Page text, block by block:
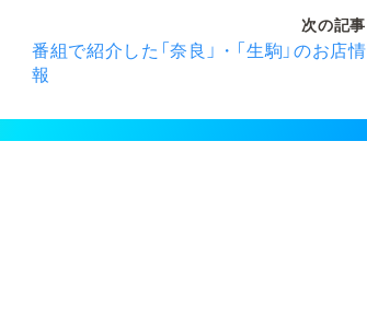
次の記事
番組で紹介した「奈良」・「生駒」のお店情
報